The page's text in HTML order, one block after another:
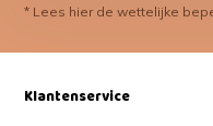
* Lees hier de wettelijke
Klantenservice